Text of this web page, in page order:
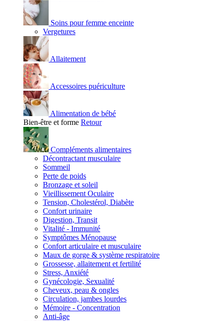
Soins pour femme enceinte
Vergetures
Allaitement
Accessoires puériculture
Alimentation de bébé
Bien-être et forme Retour
Compléments alimentaires
Décontractant musculaire
Sommeil
Perte de poids
Bronzage et soleil
Vieillissement Oculaire
Tension, Cholestérol, Diabète
Confort urinaire
Digestion, Transit
Vitalité - Immunité
Symptômes Ménopause
Confort articulaire et musculaire
Maux de gorge & système respiratoire
Grossesse, allaitement et fertilité
Stress, Anxiété
Gynécologie, Sexualité
Cheveux, peau & ongles
Circulation, jambes lourdes
Mémoire - Concentration
Anti-âge